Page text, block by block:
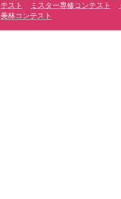
テスト
ミスター専修コンテスト
美林コンテスト